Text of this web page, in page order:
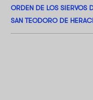
ORDEN DE LOS SIERVOS
SAN TEODORO DE